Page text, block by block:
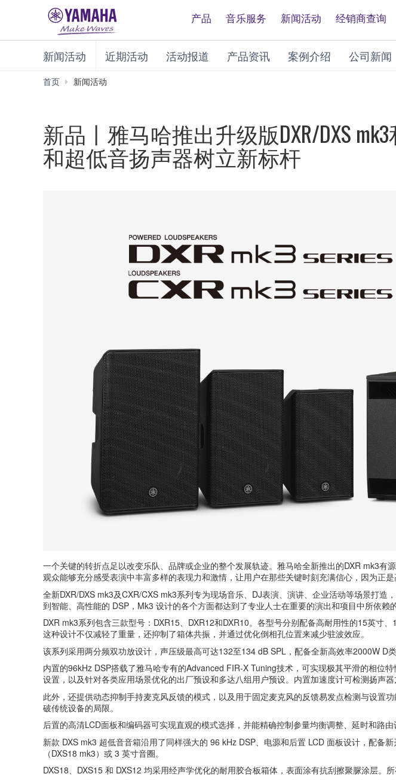
产品 音乐服务 新闻活动 经销商查询
新闻活动 近期活动 活动报道 产品资讯 案例介绍 公司新闻
首页 新闻活动
新品丨雅马哈推出升级版DXR/DXS
和超低音扬声器树立新标杆
一个关键的转折点足以改变乐队、品牌或企业的整个发展轨迹。雅马哈全新推出的DXR
观众能够充分感受表演中丰富多样的表现力和激情，让用户在那些关键时刻充满信心，因为正是
全新DXR/DXS mk3及CXR/CXS mk3系列专为现场音乐、DJ表演、演讲、企业活动等场景打
到智能、高性能的 DSP，Mk3 设计的各个方面都达到了专业人士在重要的演出和项目中所依赖的
DXR mk3系列包含三款型号：DXR15、DXR12和DXR10。各型号分别配备高耐用性的15英寸
这种设计不仅减轻了重量，还抑制了箱体共振，并通过优化倒相孔位置来减少驻波效应。
该系列采用两分频双功放设计，声压级最高可达132至134 dB SPL，配备全新高效率2000W D
内置的96kHz DSP搭载了雅马哈专有的Advanced FIR-X Tuning技术，可实现极其平滑的相位
设置，以及针对各类应用场景优化的出厂预设和多达八组用户预设。内置加速度计可检测扬声
此外，还提供动态抑制手持麦克风反馈的模式，以及用于固定麦克风的反馈易发点检测与设
破传统设备的局限。
后置的高清LCD面板和编码器可实现直观的模式选择，并能精确控制参量均衡调整、延时和路由
新款 DXS mk3 超低音音箱沿用了同样强大的 96 kHz DSP、电源和后置 LCD 面板设计，配
（DXS18 mk3）或 3 英寸音圈。
DXS18、DXS15 和 DXS12 均采用经声学优化的耐用胶合板箱体，表面涂有抗刮擦聚脲涂层。